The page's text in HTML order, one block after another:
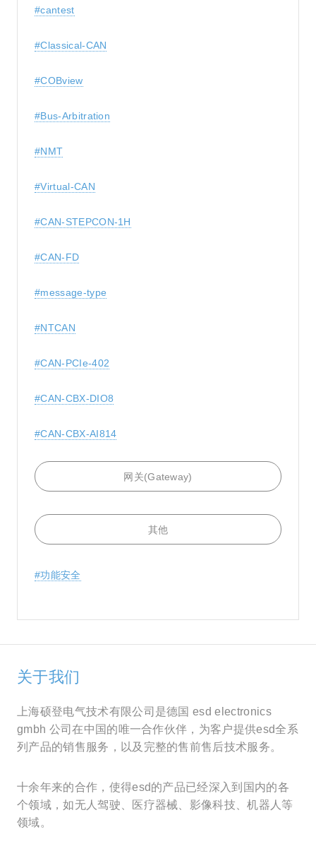
#cantest
#Classical-CAN
#COBview
#Bus-Arbitration
#NMT
#Virtual-CAN
#CAN-STEPCON-1H
#CAN-FD
#message-type
#NTCAN
#CAN-PCIe-402
#CAN-CBX-DIO8
#CAN-CBX-AI814
网关(Gateway)
其他
#功能安全
关于我们
上海硕登电气技术有限公司是德国 esd electronics
gmbh 公司在中国的唯一合作伙伴，为客户提供esd全系
列产品的销售服务，以及完整的售前售后技术服务。
十余年来的合作，使得esd的产品已经深入到国内的各
个领域，如无人驾驶、医疗器械、影像科技、机器人等
领域。